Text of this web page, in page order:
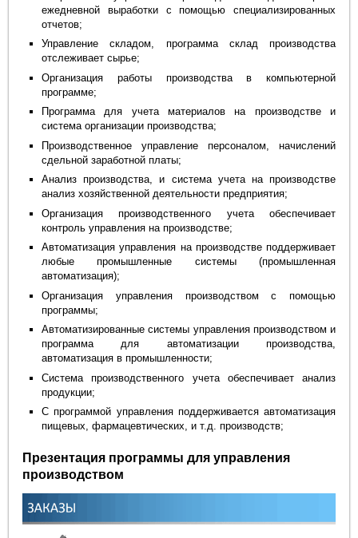
ежедневной выработки с помощью специализированных
отчетов;
Управление складом, программа склад производства
отслеживает сырье;
Организация работы производства в компьютерной
программе;
Программа для учета материалов на производстве и
система организации производства;
Производственное управление персоналом, начислений
сдельной заработной платы;
Анализ производства, и система учета на производстве
анализ хозяйственной деятельности предприятия;
Организация производственного учета обеспечивает
контроль управления на производстве;
Автоматизация управления на производстве поддерживает
любые промышленные системы (промышленная
автоматизация);
Организация управления производством с помощью
программы;
Автоматизированные системы управления производством и
программа для автоматизации производства,
автоматизация в промышленности;
Система производственного учета обеспечивает анализ
продукции;
С программой управления поддерживается автоматизация
пищевых, фармацевтических, и т.д. производств;
Презентация программы для управления
производством